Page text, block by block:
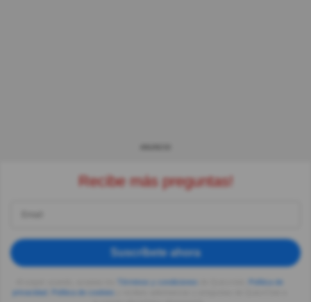
Recibe más preguntas!
Suscríbete ahora
privacidad